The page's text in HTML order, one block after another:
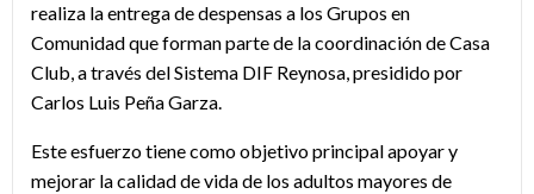
realiza la entrega de despensas a los Grupos en
Comunidad que forman parte de la coordinación de Casa
Club, a través del Sistema DIF Reynosa, presidido por
Carlos Luis Peña Garza.
Este esfuerzo tiene como objetivo principal apoyar y
mejorar la calidad de vida de los adultos mayores de